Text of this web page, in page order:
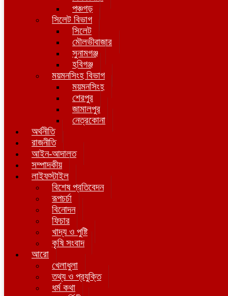
পঞ্চগড়
সিলেট বিভাগ
সিলেট
মৌলভীবাজার
সুনামগঞ্জ
হবিগঞ্জ
ময়মনসিংহ বিভাগ
ময়মনসিংহ
শেরপুর
জামালপুর
নেত্রকোনা
অর্থনীতি
রাজনীতি
আইন-আদালত
সম্পাদকীয়
লাইফস্টাইল
বিশেষ প্রতিবেদন
রূপচর্চা
বিনোদন
ফিচার
খাদ্য ও পুষ্টি
কৃষি সংবাদ
আরো
খেলাধুলা
তথ্য ও প্রযুক্তি
ধর্ম কথা